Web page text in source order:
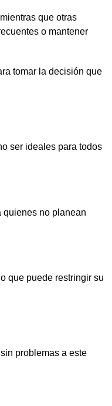
que otras
o mantener
tomar la decisión que
ser ideales para todos
quienes no planean
que puede restringir su
problemas a este